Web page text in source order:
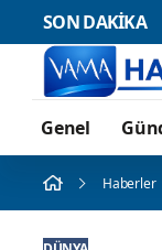
SON DAKİKA
Genel
Haberler